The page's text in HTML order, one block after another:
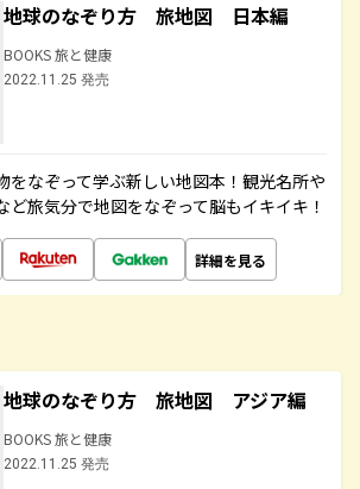
地球のなぞり方 旅地図 日本編
BOOKS 旅と健康
2022.11.25 発売
をなぞって学ぶ新しい地図本！観光名所や
ど旅気分で地図をなぞって脳もイキイキ！
詳細を見る
地球のなぞり方 旅地図 アジア編
BOOKS 旅と健康
2022.11.25 発売